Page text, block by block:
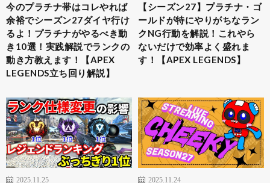
今のプラチナ帯はコレやれば
余裕でシーズン27ダイヤ行け
るよ！プラチナがやるべき動
き10選！実践解説でランクの
動き方教えます！【APEX
LEGENDS立ち回り解説】
【シーズン27】プラチナ・ゴ
ールドが特にやりがちなラン
クNG行動を解説！これやら
ないだけで効率よく盛れま
す！【APEX LEGENDS】
2025.11.25 2025.11.24